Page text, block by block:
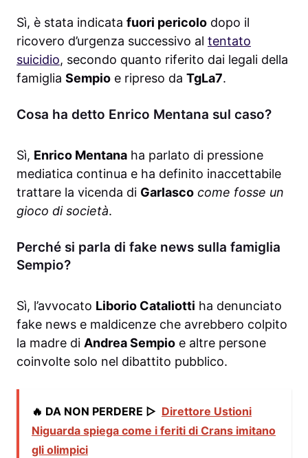
Sì, è stata indicata fuori pericolo dopo il
ricovero d’urgenza successivo al tentato
suicidio, secondo quanto riferito dai legali della
famiglia Sempio e ripreso da TgLa7.
Cosa ha detto Enrico Mentana sul caso?
Sì, Enrico Mentana ha parlato di pressione
mediatica continua e ha definito inaccettabile
trattare la vicenda di Garlasco come fosse un
gioco di società.
Perché si parla di fake news sulla famiglia
Sempio?
Sì, l’avvocato Liborio Cataliotti ha denunciato
fake news e maldicenze che avrebbero colpito
la madre di Andrea Sempio e altre persone
coinvolte solo nel dibattito pubblico.
🔥 DA NON PERDERE ▷ Direttore Ustioni
Niguarda spiega come i feriti di Crans imitano
gli olimpici